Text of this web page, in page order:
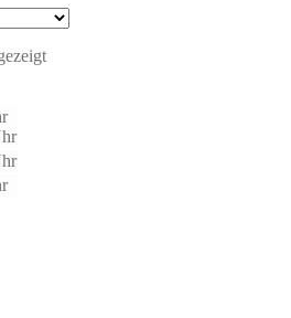
weist
Varianten